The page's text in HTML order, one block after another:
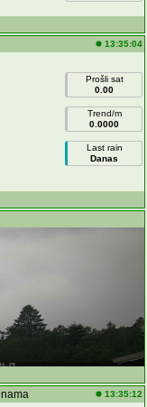
13:35:04
Prošli sat
0.00
Trend/m
0.0000
Last rain
Danas
13:35:12